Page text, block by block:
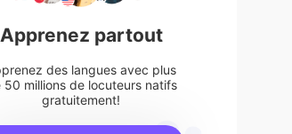
Apprenez partout
des langues avec plus
50 millions de locuteurs natifs
gratuitement!